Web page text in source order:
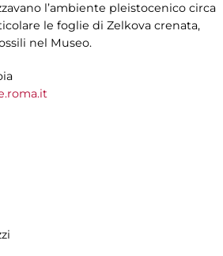
l’ambiente pleistocenico circa
le foglie di Zelkova crenata,
nel Museo.